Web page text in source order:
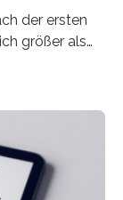
der ersten
größer als
Euro
die spätere
20.000
Zu diesem
Mannheim